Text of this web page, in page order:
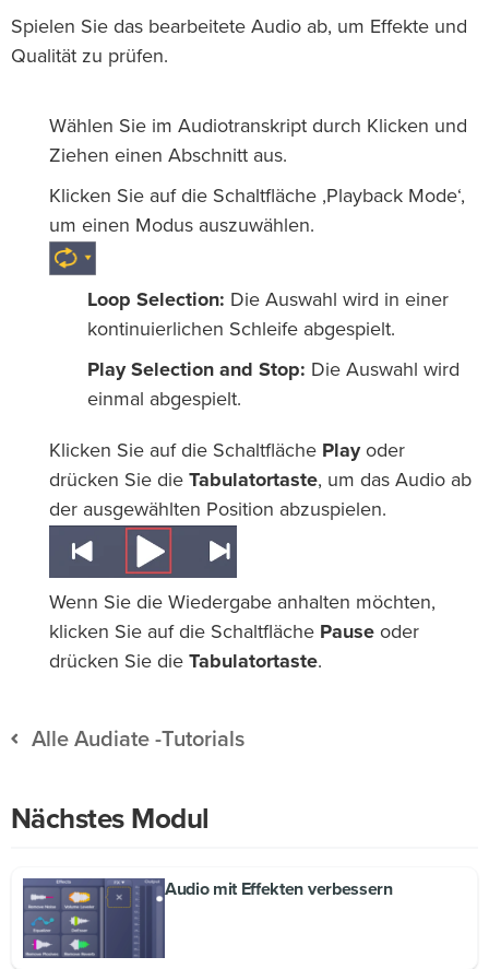
Spielen Sie das bearbeitete Audio ab, um Effekte und
Qualität zu prüfen.
Wählen Sie im Audiotranskript durch Klicken und
Ziehen einen Abschnitt aus.
Klicken Sie auf die Schaltfläche ‚Playback Mode‘,
um einen Modus auszuwählen.
Loop Selection: Die Auswahl wird in einer
kontinuierlichen Schleife abgespielt.
Play Selection and Stop: Die Auswahl wird
einmal abgespielt.
Klicken Sie auf die Schaltfläche Playoder
drücken Sie die Tabulatortaste, um das Audio ab
der ausgewählten Position abzuspielen.
Wenn Sie die Wiedergabe anhalten möchten,
klicken Sie auf die Schaltfläche Pause oder
drücken Sie die Tabulatortaste.
Alle Audiate -Tutorials
Nächstes Modul
Audio mit Effekten verbessern